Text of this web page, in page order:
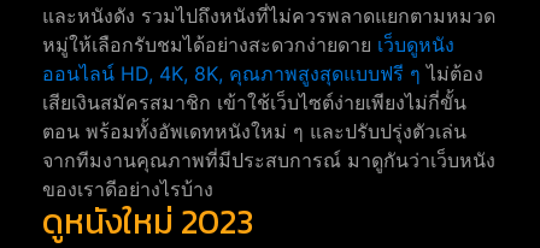
และหนังดัง รวมไปถึงหนังที่ไม่ควรพลาดแยกตามหมวด
หมู่ให้เลือกรับชมได้อย่างสะดวกง่ายดาย เว็บดูหนัง
ออนไลน์ HD, 4K, 8K, คุณภาพสูงสุดแบบฟรี ๆ ไม่ต้อง
เสียเงินสมัครสมาชิก เข้าใช้เว็บไซต์ง่ายเพียงไม่กี่ขั้น
ตอน พร้อมทั้งอัพเดทหนังใหม่ ๆ และปรับปรุ่งตัวเล่น
จากทีมงานคุณภาพที่มีประสบการณ์ มาดูกันว่าเว็บหนัง
ของเราดีอย่างไรบ้าง
ดูหนังใหม่ 2023